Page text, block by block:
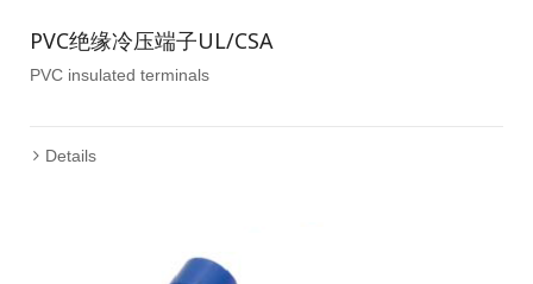
PVC绝缘冷压端子UL/CSA
PVC insulated terminals
Details